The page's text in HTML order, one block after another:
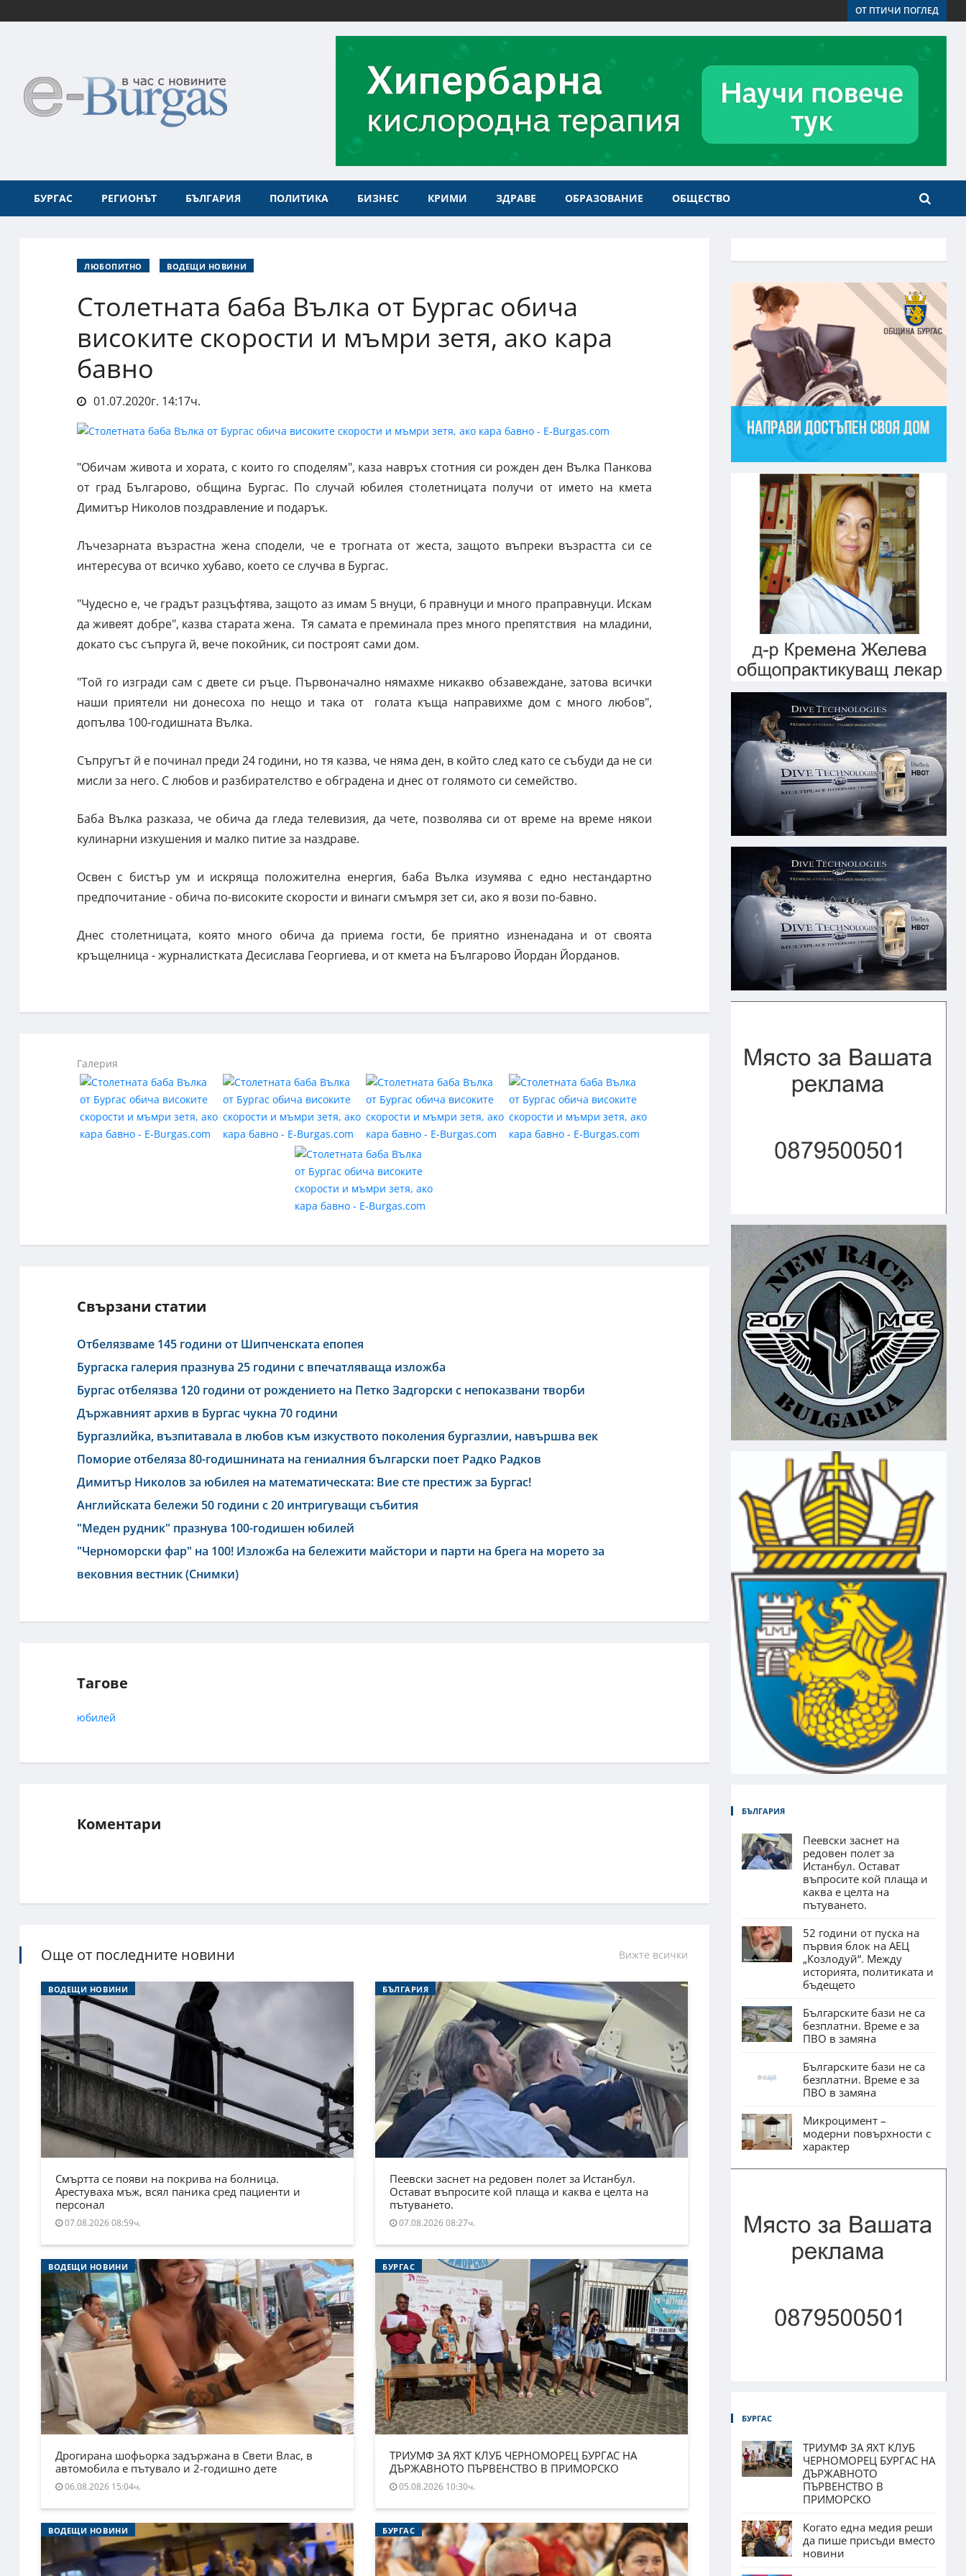
ОТ ПТИЧИ ПОГЛЕД
БУРГАС РЕГИОНЪТ БЪЛГАРИЯ ПОЛИТИКА БИЗНЕС КРИМИ ЗДРАВЕ ОБРАЗОВАНИЕ ОБЩЕСТВО
ЛЮБОПИТНО ВОДЕЩИ НОВИНИ
Столетната баба Вълка от Бургас обича
високите скорости и мъмри зетя, ако кара
бавно
01.07.2020г. 14:17ч.
"Обичам живота и хората, с които го споделям", каза навръх стотния си рожден ден Вълка Панкова
от град Българово, община Бургас. По случай юбилея столетницата получи от името на кмета
Димитър Николов поздравление и подарък.
Лъчезарната възрастна жена сподели, че е трогната от жеста, защото въпреки възрастта си се
интересува от всичко хубаво, което се случва в Бургас.
"Чудесно е, че градът разцъфтява, защото аз имам 5 внуци, 6 правнуци и много праправнуци. Искам
да живеят добре", казва старата жена. Тя самата е преминала през много препятствия на младини,
докато със съпруга й, вече покойник, си построят сами дом.
"Той го изгради сам с двете си ръце. Първоначално нямахме никакво обзавеждане, затова всички
наши приятели ни донесоха по нещо и така от голата къща направихме дом с много любов",
допълва 100-годишната Вълка.
Съпругът й е починал преди 24 години, но тя казва, че няма ден, в който след като се събуди да не си
мисли за него. С любов и разбирателство е обградена и днес от голямото си семейство.
Баба Вълка разказа, че обича да гледа телевизия, да чете, позволява си от време на време някои
кулинарни изкушения и малко питие за наздраве.
Освен с бистър ум и искряща положителна енергия, баба Вълка изумява с едно нестандартно
предпочитание - обича по-високите скорости и винаги смъмря зет си, ако я вози по-бавно.
Днес столетницата, която много обича да приема гости, бе приятно изненадана и от своята
кръщелница - журналистката Десислава Георгиева, и от кмета на Българово Йордан Йорданов.
Галерия
Свързани статии
Отбелязваме 145 години от Шипченската епопея
Бургаска галерия празнува 25 години с впечатляваща изложба
Бургас отбелязва 120 години от рождението на Петко Задгорски с непоказвани творби
Държавният архив в Бургас чукна 70 години
Бургазлийка, възпитавала в любов към изкуството поколения бургазлии, навършва век
Поморие отбеляза 80-годишнината на гениалния български поет Радко Радков
Димитър Николов за юбилея на математическата: Вие сте престиж за Бургас!
Английската бележи 50 години с 20 интригуващи събития
"Меден рудник" празнува 100-годишен юбилей
"Черноморски фар" на 100! Изложба на бележити майстори и парти на брега на морето за
вековния вестник (Снимки)
Тагове
юбилей
Коментари
Още от последните новини Вижте всички
ВОДЕЩИ НОВИНИ
Смъртта се появи на покрива на болница.
Арестуваха мъж, всял паника сред пациенти и
персонал
07.08.2026 08:59ч.
БЪЛГАРИЯ
Пеевски заснет на редовен полет за Истанбул.
Остават въпросите кой плаща и каква е целта на
пътуването.
07.08.2026 08:27ч.
ВОДЕЩИ НОВИНИ
Дрогирана шофьорка задържана в Свети Влас, в
автомобила е пътувало и 2-годишно дете
06.08.2026 15:04ч.
БУРГАС
ТРИУМФ ЗА ЯХТ КЛУБ ЧЕРНОМОРЕЦ БУРГАС НА
ДЪРЖАВНОТО ПЪРВЕНСТВО В ПРИМОРСКО
05.08.2026 10:30ч.
ВОДЕЩИ НОВИНИ БУРГАС
БЪЛГАРИЯ
Пеевски заснет на
редовен полет за
Истанбул. Остават
въпросите кой плаща и
каква е целта на
пътуването.
52 години от пуска на
първия блок на АЕЦ
„Козлодуй“. Между
историята, политиката и
бъдещето
Българските бази не са
безплатни. Време е за
ПВО в замяна
Българските бази не са
безплатни. Време е за
ПВО в замяна
Микроцимент –
модерни повърхности с
характер
БУРГАС
ТРИУМФ ЗА ЯХТ КЛУБ
ЧЕРНОМОРЕЦ БУРГАС НА
ДЪРЖАВНОТО
ПЪРВЕНСТВО В
ПРИМОРСКО
Когато една медия реши
да пише присъди вместо
новини